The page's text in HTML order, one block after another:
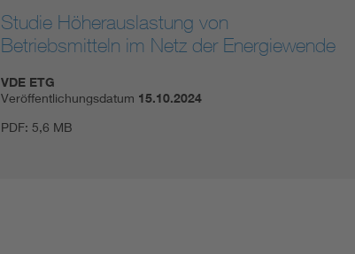
Studie Höherauslastung von
Betriebsmitteln im Netz der Energiewende
VDE ETG
Veröffentlichungsdatum 15.10.2024
PDF: 5,6 MB